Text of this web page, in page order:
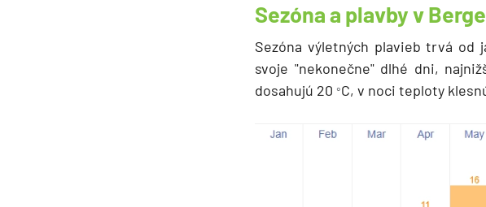
Sezóna a plavby v
Sezóna výletných plavieb trvá od
svoje "nekonečne" dlhé dni,
dosahujú 20 °C, v noci teploty